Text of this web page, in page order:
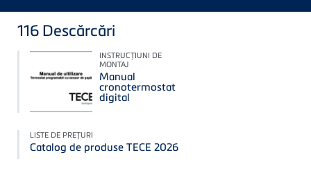
116 Descărcări
INSTRUCŢIUNI DE
MONTAJ
Manual
cronotermostat
digital
LISTE DE PREŢURI
Catalog de produse TECE 2026